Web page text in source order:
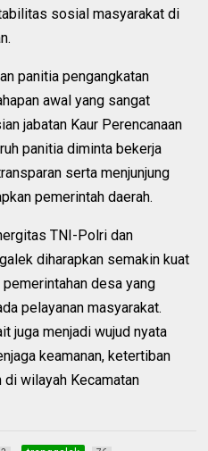
sosial masyarakat di
panitia pengangkatan
awal yang sangat
jabatan Kaur Perencanaan
panitia diminta bekerja
serta menjunjung
pemerintah daerah.
TNI-Polri dan
diharapkan semakin kuat
desa yang
pelayanan masyarakat.
juga menjadi wujud nyata
keamanan, ketertiban
di wilayah Kecamatan